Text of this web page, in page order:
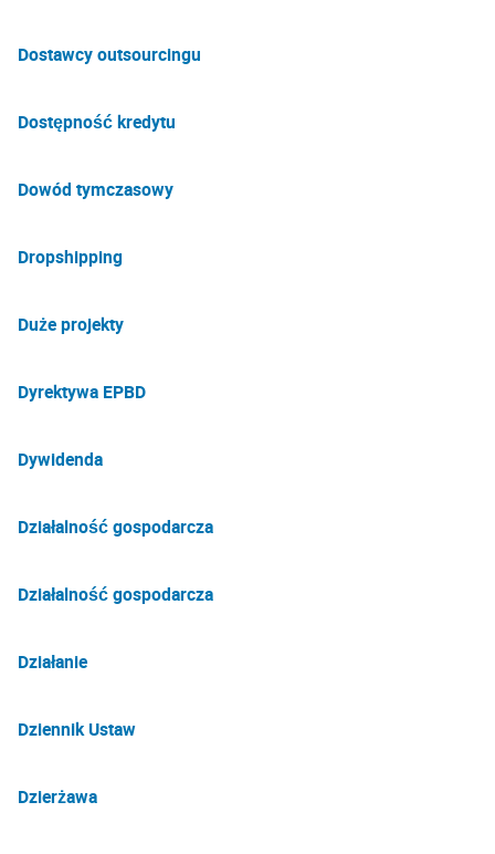
Dostawcy outsourcingu
Dostępność kredytu
Dowód tymczasowy
Dropshipping
Duże projekty
Dyrektywa EPBD
Dywidenda
Działalność gospodarcza
Działalność gospodarcza
Działanie
Dziennik Ustaw
Dzierżawa